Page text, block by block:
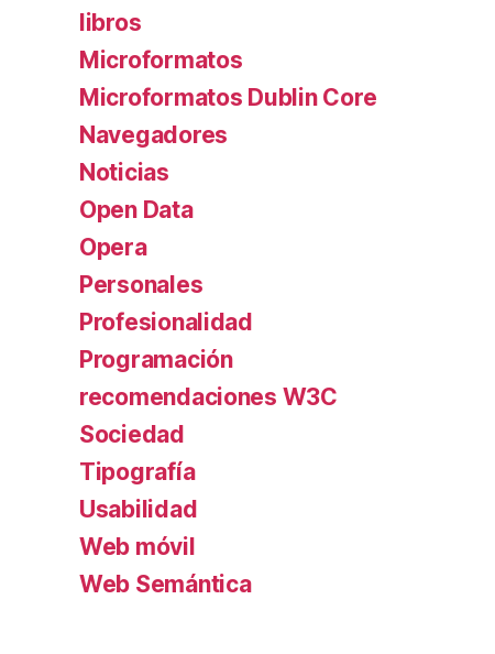
libros
Microformatos
Microformatos Dublin Core
Navegadores
Noticias
Open Data
Opera
Personales
Profesionalidad
Programación
recomendaciones W3C
Sociedad
Tipografía
Usabilidad
Web móvil
Web Semántica